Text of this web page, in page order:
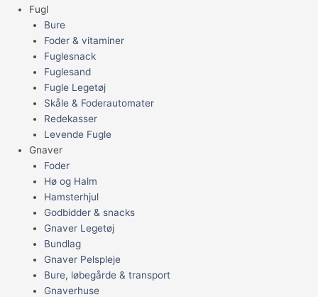
Fugl
Bure
Foder & vitaminer
Fuglesnack
Fuglesand
Fugle Legetøj
Skåle & Foderautomater
Redekasser
Levende Fugle
Gnaver
Foder
Hø og Halm
Hamsterhjul
Godbidder & snacks
Gnaver Legetøj
Bundlag
Gnaver Pelspleje
Bure, løbegårde & transport
Gnaverhuse